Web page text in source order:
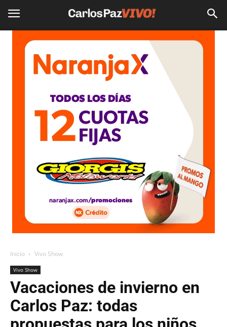
Inicio Vivo Show
Vivo Show
Vacaciones de invierno en
Carlos Paz: todas